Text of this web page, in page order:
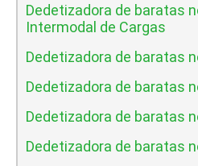
Dedetizadora de baratas
Intermodal de Cargas
Dedetizadora de baratas
Dedetizadora de baratas
Dedetizadora de baratas
Dedetizadora de baratas